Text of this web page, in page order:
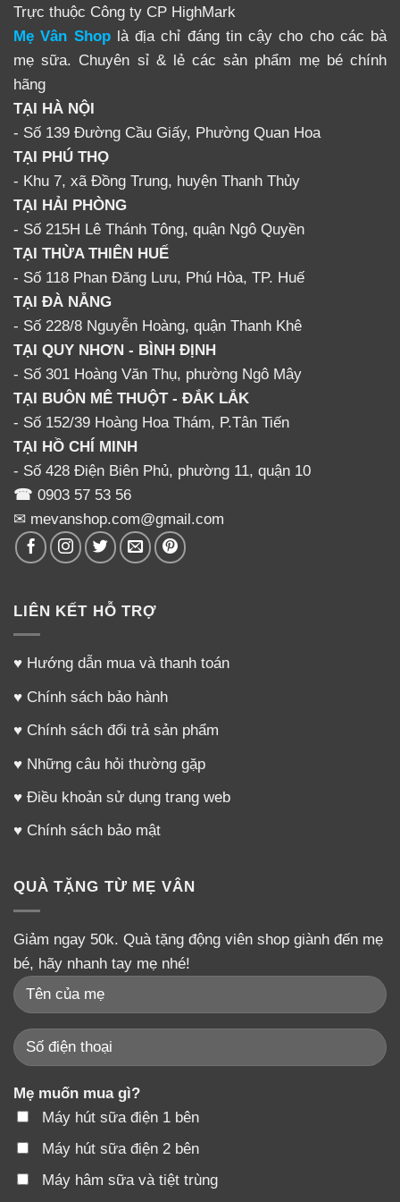
điện. Nhân viên bưu điện sẽ phát hàng tới tay cho Quý
khách và Quý khách gởi tiền mua sản phẩm lại cho
nhân viên bưu điện đó.
Tìm hiểu thêm về máy hút sữa và phụ kiện
TÌM KIẾM MỘT SỐ PHỤ KIỆN LẺ
CHO MÁY HÚT SỮA BIOHEALTH
KHÁC
PHỤ KIỆN MÁY HÚT SỮA BIOHEALTH
Bộ cỗ phễu máy hút sữa
Biohealth điện đơn
Biohealth điện đơn
Comments
Trực thuộc Công ty CP HighMark
Mẹ Vân Shoplà địa chỉ đáng tin cậy cho cho các bà
mẹ sữa. Chuyên sỉ & lẻ các sản phẩm mẹ bé chính
hãng
TẠI HÀ NỘI
- Số 139 Đường Cầu Giấy, Phường Quan Hoa
TẠI PHÚ THỌ
- Khu 7, xã Đồng Trung, huyện Thanh Thủy
TẠI HẢI PHÒNG
- Số 215H Lê Thánh Tông, quận Ngô Quyền
TẠI THỪA THIÊN HUẾ
- Số 118 Phan Đăng Lưu, Phú Hòa, TP. Huế
TẠI ĐÀ NẴNG
- Số 228/8 Nguyễn Hoàng, quận Thanh Khê
TẠI QUY NHƠN - BÌNH ĐỊNH
- Số 301 Hoàng Văn Thụ, phường Ngô Mây
TẠI BUÔN MÊ THUỘT - ĐẮK LẮK
- Số 152/39 Hoàng Hoa Thám, P.Tân Tiến
TẠI HỒ CHÍ MINH
- Số 428 Điện Biên Phủ, phường 11, quận 10
☎ 0903 57 53 56
✉ mevanshop.com@gmail.com
LIÊN KẾT HỖ TRỢ
♥ Hướng dẫn mua và thanh toán
♥ Chính sách bảo hành
♥ Chính sách đổi trả sản phẩm
♥ Những câu hỏi thường gặp
♥ Điều khoản sử dụng trang web
♥ Chính sách bảo mật
QUÀ TẶNG TỪ MẸ VÂN
Giảm ngay 50k. Quà tặng động viên shop giành đến mẹ
bé, hãy nhanh tay mẹ nhé!
Mẹ muốn mua gì?
Máy hút sữa điện 1 bên
Máy hút sữa điện 2 bên
Máy hâm sữa và tiệt trùng